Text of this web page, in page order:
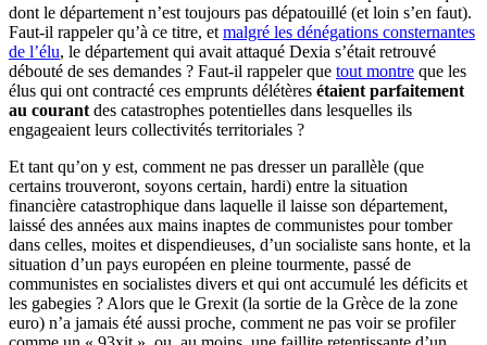
dont le département n’est toujours pas dépatouillé (et loin s’en faut).
Faut-il rappeler qu’à ce titre, et malgré les dénégations consternantes
de l’élu, le département qui avait attaqué Dexia s’était retrouvé
débouté de ses demandes ? Faut-il rappeler que tout montre que les
élus qui ont contracté ces emprunts délétères étaient parfaitement
au courant des catastrophes potentielles dans lesquelles ils
engageaient leurs collectivités territoriales ?
Et tant qu’on y est, comment ne pas dresser un parallèle (que
certains trouveront, soyons certain, hardi) entre la situation
financière catastrophique dans laquelle il laisse son département,
laissé des années aux mains inaptes de communistes pour tomber
dans celles, moites et dispendieuses, d’un socialiste sans honte, et la
situation d’un pays européen en pleine tourmente, passé de
communistes en socialistes divers et qui ont accumulé les déficits et
les gabegies ? Alors que le Grexit (la sortie de la Grèce de la zone
euro) n’a jamais été aussi proche, comment ne pas voir se profiler